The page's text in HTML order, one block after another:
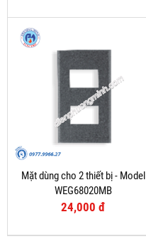
Mặt dùng cho 2 thiết bị - Model
WEG68020MB
24,000 đ